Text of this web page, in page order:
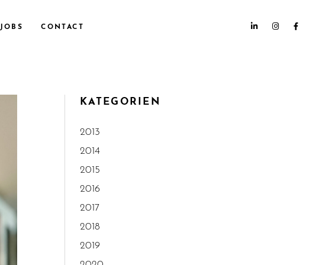
JOBS CONTACT
KATEGORIEN
2013
2014
2015
2016
2017
2018
2019